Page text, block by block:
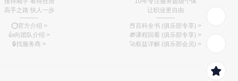
高手之路 快人一步
———
⭕️官方介绍 >
👍向团队介绍 >
🔒找服务商 >
让职业更自由
———
📕百科全书 (俱乐部专享) >
🎁课程回看 (俱乐部专享) >
🚀权益详解 (俱乐部会员) >